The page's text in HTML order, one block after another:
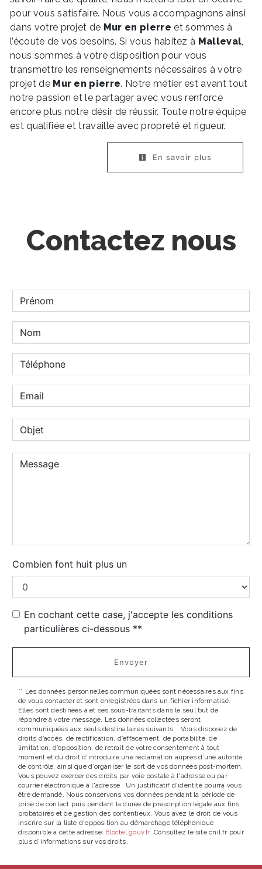
pour vous satisfaire. Nous vous accompagnons ainsi
dans votre projet de Mur en pierre et sommes à
l’écoute de vos besoins. Si vous habitez à Malleval,
nous sommes à votre disposition pour vous
transmettre les renseignements nécessaires à votre
projet de Mur en pierre. Notre métier est avant tout
notre passion et le partager avec vous renforce
encore plus notre désir de réussir. Toute notre équipe
est qualifiée et travaille avec propreté et rigueur.
En savoir plus
Contactez nous
Combien font huit plus un
En cochant cette case, j'accepte les conditions
particulières ci-dessous **
Envoyer
** Les données personnelles communiquées sont nécessaires aux fins
de vous contacter et sont enregistrées dans un fichier informatisé.
Elles sont destinées à et ses sous-traitants dans le seul but de
répondre à votre message. Les données collectées seront
communiquées aux seuls destinataires suivants: . Vous disposez de
droits d’accès, de rectification, d’effacement, de portabilité, de
limitation, d’opposition, de retrait de votre consentement à tout
moment et du droit d’introduire une réclamation auprès d’une autorité
de contrôle, ainsi que d’organiser le sort de vos données post-mortem.
Vous pouvez exercer ces droits par voie postale à l'adresse ou par
courrier électronique à l'adresse . Un justificatif d'identité pourra vous
être demandé. Nous conservons vos données pendant la période de
prise de contact puis pendant la durée de prescription légale aux fins
probatoires et de gestion des contentieux. Vous avez le droit de vous
inscrire sur la liste d'opposition au démarchage téléphonique,
disponible à cette adresse: Bloctel.gouv.fr. Consultez le site cnil.fr pour
plus d’informations sur vos droits.